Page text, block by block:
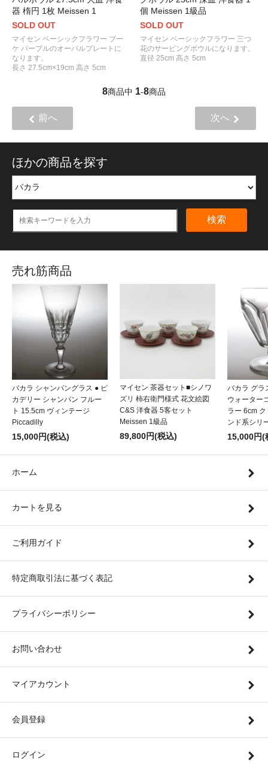
器 楕円 1枚 Meissen 1
SOLD OUT
マイセン ベーシックフラワー ブー
ケ パープルのオーバルプレートに
なります。
長さ 27.5cm×19cm 高さ 5cm
個 Meissen 1級品
SOLD OUT
マイセン ベーシックフラワー 三つ
花のサービングボウルになります。
直径 25cm 高さ 5cm
8商品中 1-8商品
前へ 次へ
ほかの商品を探す
検索
売れ筋商品
バカラ シャンパングラス ● ピ
カデリー シャンパン フルー
ト 15.5cm ヴィンテージ
Piccadilly
15,000円(税込)
マイセン 茶器セット■シノワ
ズリ 柿右衛門様式 花文絵図
C&S 洋食器 5客セット
Meissen 1級品
89,800円(税込)
バカラ グラ
ウォーター
ラー 6cm
ンド系シリ
15,000円(
ホーム
カートを見る
ご利用ガイド
特定商取引法に基づく表記
プライバシーポリシー
お問い合わせ
マイアカウント
会員登録
ログイン